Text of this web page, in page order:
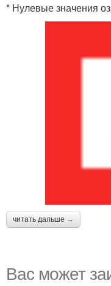
* Нулевые значения
читать дальше →
Вас может